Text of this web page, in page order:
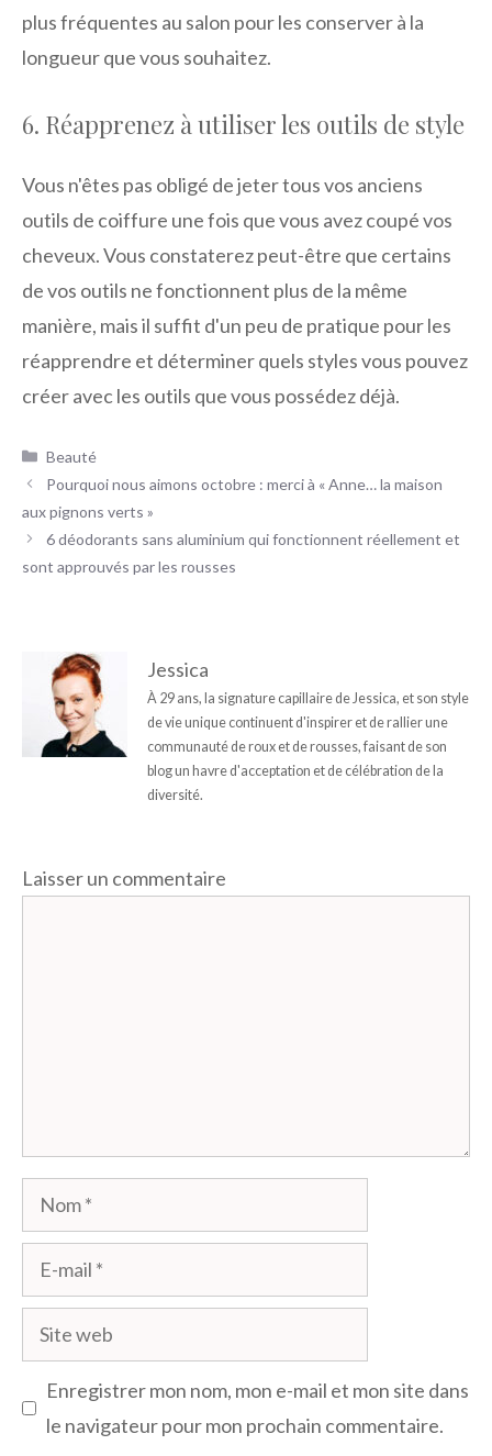
plus fréquentes au salon pour les conserver à la
longueur que vous souhaitez.
6. Réapprenez à utiliser les outils de style
Vous n'êtes pas obligé de jeter tous vos anciens
outils de coiffure une fois que vous avez coupé vos
cheveux. Vous constaterez peut-être que certains
de vos outils ne fonctionnent plus de la même
manière, mais il suffit d'un peu de pratique pour les
réapprendre et déterminer quels styles vous pouvez
créer avec les outils que vous possédez déjà.
Catégories
Beauté
Pourquoi nous aimons octobre : merci à « Anne… la maison
aux pignons verts »
6 déodorants sans aluminium qui fonctionnent réellement et
sont approuvés par les rousses
Jessica
À 29 ans, la signature capillaire de Jessica, et son style
de vie unique continuent d'inspirer et de rallier une
communauté de roux et de rousses, faisant de son
blog un havre d'acceptation et de célébration de la
diversité.
Laisser un commentaire
Nom
mail
Site
web
Enregistrer mon nom, mon e-mail et mon site dans
le navigateur pour mon prochain commentaire.